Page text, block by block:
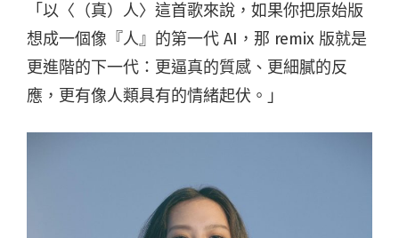
「以〈（真）人〉這首歌來說，如果你把原始版
想成一個像『人』的第一代 AI，那 remix 版就是
更進階的下一代：更逼真的質感、更細膩的反
應，更有像人類具有的情緒起伏。」